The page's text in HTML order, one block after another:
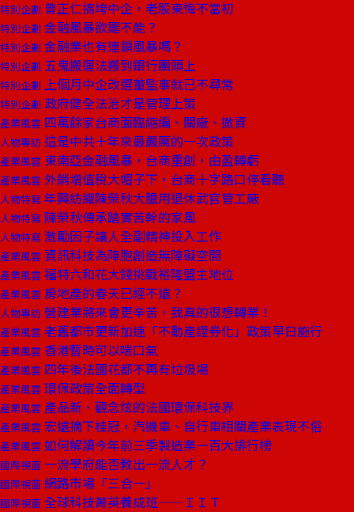
特別企劃 曾正仁搞垮中企，老股東悔不當初
特別企劃 金融風暴欲罷不能？
特別企劃 金融業也有連鎖風暴嗎？
特別企劃 五鬼搬運法搬到銀行團頭上
特別企劃 上個月中企改選董監事就已不尋常
特別企劃 政府健全法治才是管理上策
產業風雲 四萬餘家台商面臨縮編、關廠、撤資
人物專訪 這是中共十年來最嚴厲的一次政策
產業風雲 東南亞金融風暴，台商重創，由盈轉虧
產業風雲 外銷增值稅大帽子下，台商十字路口停看聽
人物特寫 年興紡織陳榮秋大膽用退休武官管工廠
人物特寫 陳榮秋傳承踏實苦幹的家風
人物特寫 激勵因子讓人全副精神投入工作
產業風雲 資訊科技為障胞創造無障礙空間
產業風雲 福特六和花大錢挑戰裕隆盟主地位
產業風雲 房地產的春天已經不遠？
人物專訪 營建業將來會更辛苦，我真的很想轉業！
產業風雲 老舊都市更新加速「不動產證券化」政策早日施行
產業風雲 香港暫時可以喘口氣
產業風雲 四年後法國花都不再有垃圾場
產業風雲 環保政策全面轉型
產業風雲 產品新、觀念炫的法國環保科技界
產業風雲 宏遠摘下桂冠，汽機車、自行車相關產業表現不俗
產業風雲 如何解讀今年前三季製造業一百大排行榜
國際視窗 一流學府能否教出一流人才？
國際視窗 網路市場「三合一」
國際視窗 全球科技菁英養成班——ＩＩＴ